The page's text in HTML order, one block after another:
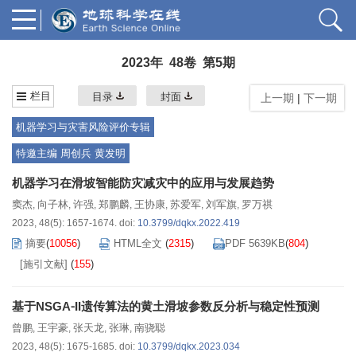
2023年 48卷 第5期
栏目 目录 封面 上一期 | 下一期
机器学习与灾害风险评价专辑
特邀主编 周创兵 黄发明
机器学习在滑坡智能防灾减灾中的应用与发展趋势
窦杰, 向子林, 许强, 郑鹏麟, 王协康, 苏爱军, 刘军旗, 罗万祺
2023, 48(5): 1657-1674. doi: 10.3799/dqkx.2022.419
摘要(10056) HTML全文 (2315) PDF 5639KB(804)
[施引文献] (155)
基于NSGA⁃II遗传算法的黄土滑坡参数反分析与稳定性预测
曾鹏, 王宇豪, 张天龙, 张琳, 南骁聪
2023, 48(5): 1675-1685. doi: 10.3799/dqkx.2023.034